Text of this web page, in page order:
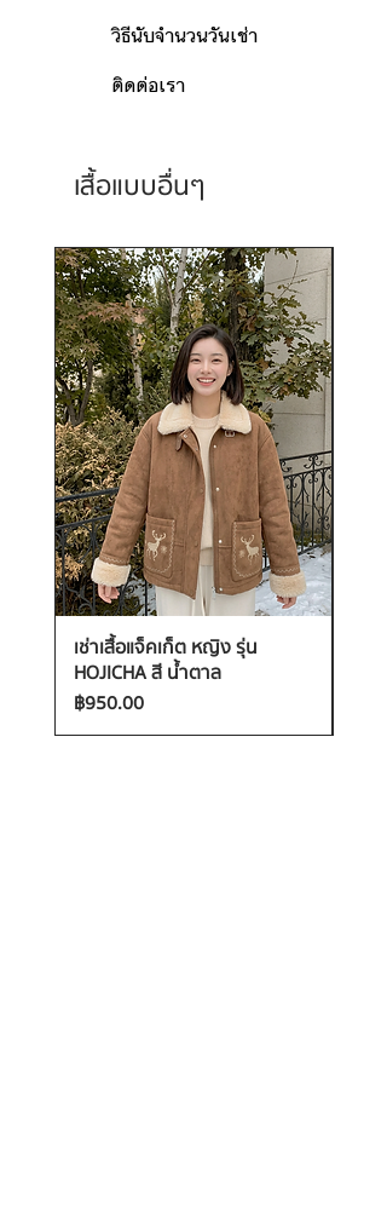
วิธีนับจำนวนวันเช่า
ติดต่อเรา
เสื้อแบบอื่นๆ
เช่าเสื้อแจ็คเก็ต หญิง รุ่น
HOJICHA สี น้ำตาล
ราคา
฿950.00